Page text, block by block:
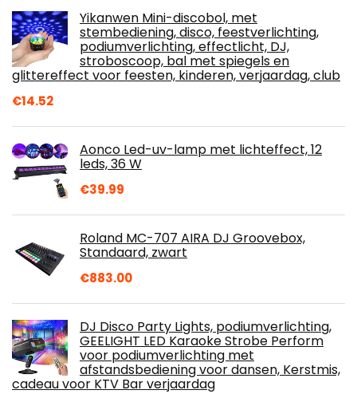
Yikanwen Mini-discobol, met
stembediening, disco, feestverlichting,
podiumverlichting, effectlicht, DJ,
stroboscoop, bal met spiegels en
glittereffect voor feesten, kinderen, verjaardag, club
€14.52
Aonco Led-uv-lamp met lichteffect, 12
leds, 36 W
€39.99
Roland MC-707 AIRA DJ Groovebox,
Standaard, zwart
€883.00
DJ Disco Party Lights, podiumverlichting,
GEELIGHT LED Karaoke Strobe Perform
voor podiumverlichting met
afstandsbediening voor dansen, Kerstmis,
cadeau voor KTV Bar verjaardag